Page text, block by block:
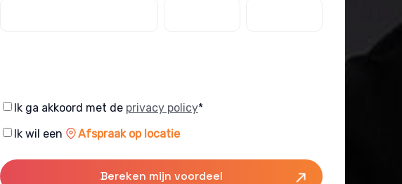
Consent
Ik ga akkoord met de privacy policy*
Consent
Ik wil een Afspraak op locatie